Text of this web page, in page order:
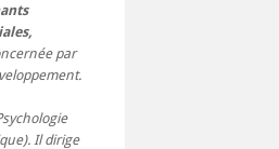
par
Il dirige